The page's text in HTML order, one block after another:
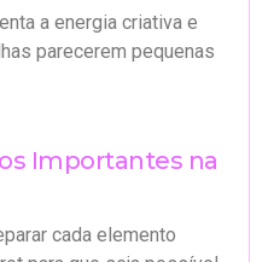
a energia criativa e
parecerem pequenas
Importantes na
cada elemento